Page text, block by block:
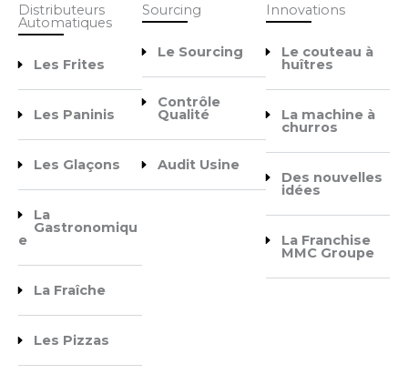
Distributeurs
Automatiques
Les Frites
Les Paninis
Les Glaçons
La
Gastronomiqu
e
La Fraîche
Les Pizzas
Sourcing
Le Sourcing
Contrôle
Qualité
Audit Usine
Innovations
Le couteau à
huîtres
La machine à
churros
Des nouvelles
idées
La Franchise
MMC Groupe